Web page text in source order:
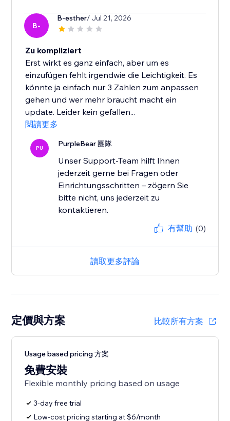
B-
B-esther/ Jul 21, 2026
Zu kompliziert
Erst wirkt es ganz einfach, aber um es
einzufügen fehlt irgendwie die Leichtigkeit. Es
könnte ja einfach nur 3 Zahlen zum anpassen
gehen und wer mehr braucht macht ein
update. Leider kein gefallen...
閱讀更多
PU PurpleBear 團隊
Unser Support-Team hilft Ihnen
jederzeit gerne bei Fragen oder
Einrichtungsschritten – zögern Sie
bitte nicht, uns jederzeit zu
kontaktieren.
有幫助 (0)
讀取更多評論
定價與方案 比較所有方案
Usage based pricing 方案
免費安裝
Flexible monthly pricing based on usage
3-day free trial
Low-cost pricing starting at $6/month